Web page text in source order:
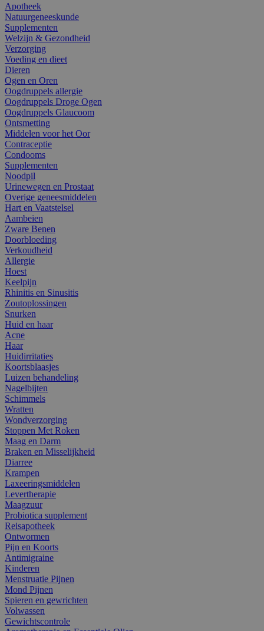
Apotheek
Natuurgeneeskunde
Supplementen
Welzijn & Gezondheid
Verzorging
Voeding en dieet
Dieren
Ogen en Oren
Oogdruppels allergie
Oogdruppels Droge Ogen
Oogdruppels Glaucoom
Ontsmetting
Middelen voor het Oor
Contraceptie
Condooms
Supplementen
Noodpil
Urinewegen en Prostaat
Overige geneesmiddelen
Hart en Vaatstelsel
Aambeien
Zware Benen
Doorbloeding
Verkoudheid
Allergie
Hoest
Keelpijn
Rhinitis en Sinusitis
Zoutoplossingen
Snurken
Huid en haar
Acne
Haar
Huidirritaties
Koortsblaasjes
Luizen behandeling
Nagelbijten
Schimmels
Wratten
Wondverzorging
Stoppen Met Roken
Maag en Darm
Braken en Misselijkheid
Diarree
Krampen
Laxeeringsmiddelen
Levertherapie
Maagzuur
Probiotica supplement
Reisapotheek
Ontwormen
Pijn en Koorts
Antimigraine
Kinderen
Menstruatie Pijnen
Mond Pijnen
Spieren en gewrichten
Volwassen
Gewichtscontrole